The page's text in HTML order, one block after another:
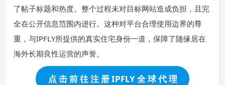
了帖子标题和热度。整个过程未对目标网站造成负担，且完
全在公开信息范围内进行。这种对平台合理使用边界的尊
重，与IPFLY所提供的真实住宅身份一道，保障了随缘居在
海外长期良性运营的声誉。
点 击 前 往 注 册 IPFLY 全 球 代 理